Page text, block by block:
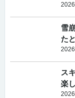
雪
た
ス
楽